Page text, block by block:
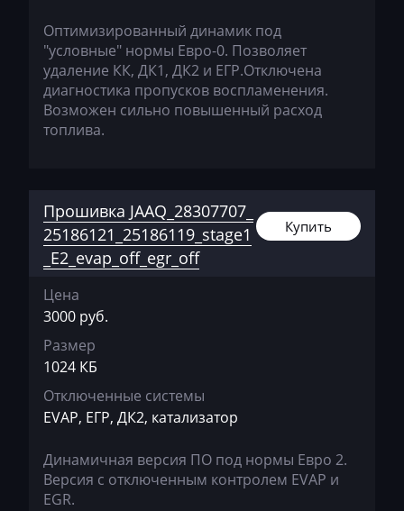
Comacchio
Cupra
Dacia
Daihatsu
Dammann
Derways
Deutz
Dewulf
Dieci
Dodge
Dongfeng
Doosan
Оптимизированный динамик под
"условные" нормы Евро-0. Позволяет
удаление КК, ДК1, ДК2 и ЕГР.Отключена
диагностика пропусков воспламенения.
Возможен сильно повышенный расход
топлива.
Прошивка JAAQ_28307707_
25186121_25186119_stage1
_E2_evap_off_egr_off
Купить
Цена
3000 руб.
Размер
1024 КБ
Отключенные системы
EVAP, ЕГР, ДК2, катализатор
Динамичная версия ПО под нормы Евро 2.
Версия с отключенным контролем EVAP и
EGR.